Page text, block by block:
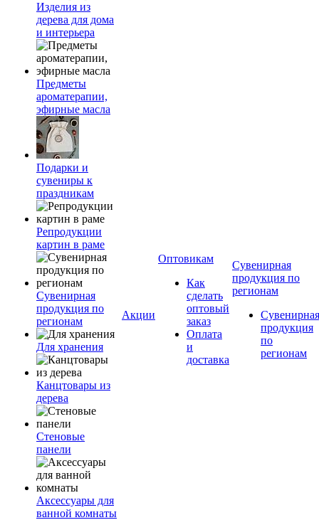
Изделия из
дерева для дома
и интерьера
Предметы
ароматерапии,
эфирные масла
Подарки и
сувениры к
праздникам
Репродукции
картин в раме
Сувенирная
продукция по
регионам
Для хранения
Канцтовары из
дерева
Стеновые
панели
Аксессуары для
ванной комнаты
Акции
Оптовикам
Как
сделать
оптовый
заказ
Оплата
и
доставка
Сувенирная
продукция по
регионам
Сувенирная
продукция
по
регионам